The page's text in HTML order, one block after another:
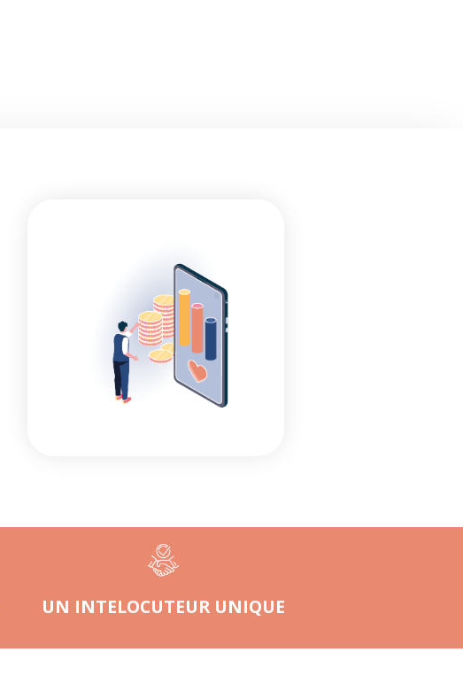
UN INTELOCUTEUR UNIQUE